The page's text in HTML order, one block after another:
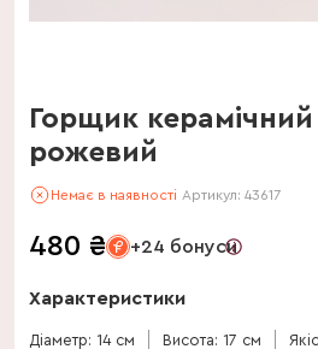
Горщик
рожевий
Немає в наявності Артикул: 43617
480 ₴ +24 бонуси
Характеристики
Діаметр: 14 см Висота: 17 см